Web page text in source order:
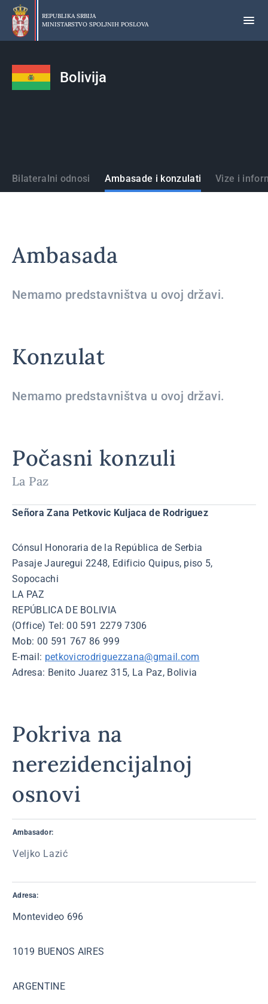
Preskoči
glavni
deo
REPUBLIKA SRBIJA
MINISTARSTVO SPOLJNIH POSLOVA
Bolivija
Države
Bilateralni odnosi Ambasade i konzulati Vize i
Ambasada
Nemamo predstavništva u ovoj državi.
Konzulat
Nemamo predstavništva u ovoj državi.
Počasni konzuli
La Paz
Señora Zana Petkovic Kuljaca de Rodriguez
Cónsul Honoraria de la República de Serbia
Pasaje Jauregui 2248, Edificio Quipus, piso 5,
Sopocachi
LA PAZ
REPÚBLICA DE BOLIVIA
(Office) Tel: 00 591 2279 7306
Mob: 00 591 767 86 999
E-mail: petkovicrodriguezzana@gmail.com
Adresa: Benito Juarez 315, La Paz, Bolivia
Pokriva na
nerezidencijalnoj
osnovi
Ambasador:
Veljko Lazić
Adresa:
Montevideo 696
1019 BUENOS AIRES
ARGENTINE